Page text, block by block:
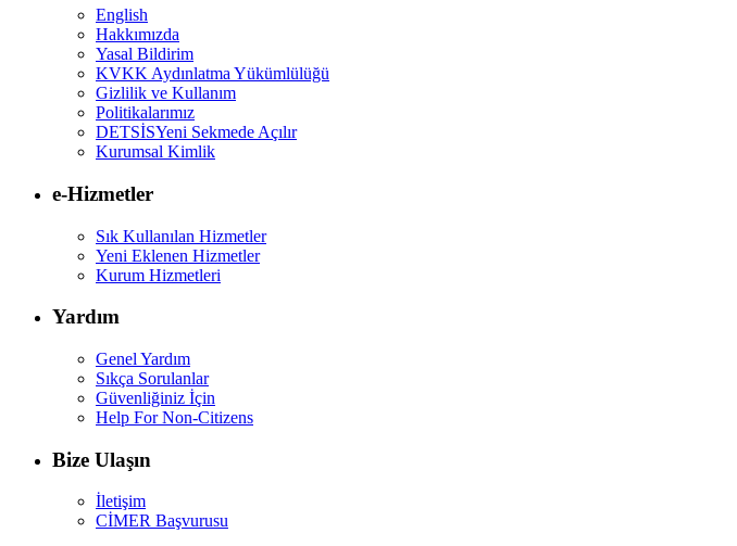
English
Hakkımızda
Yasal Bildirim
KVKK Aydınlatma Yükümlülüğü
Gizlilik ve Kullanım
Politikalarımız
DETSİSYeni Sekmede Açılır
Kurumsal Kimlik
e-Hizmetler
Sık Kullanılan Hizmetler
Yeni Eklenen Hizmetler
Kurum Hizmetleri
Yardım
Genel Yardım
Sıkça Sorulanlar
Güvenliğiniz İçin
Help For Non-Citizens
Bize Ulaşın
İletişim
CİMER Başvurusu